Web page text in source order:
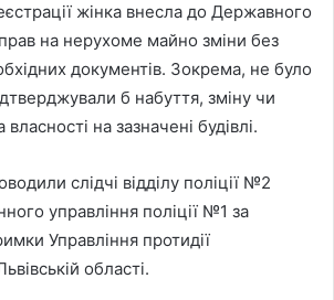
жінка внесла до Державного
на нерухоме майно зміни без
документів. Зокрема, не було
б набуття, зміну чи
на зазначені будівлі.
слідчі відділу поліції №2
управління поліції №1 за
Управління протидії
області.